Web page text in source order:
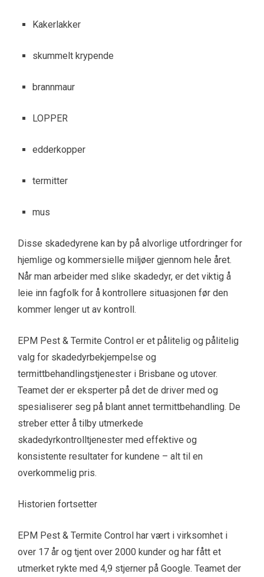
Kakerlakker
skummelt krypende
brannmaur
LOPPER
edderkopper
termitter
mus
Disse skadedyrene kan by på alvorlige utfordringer for
hjemlige og kommersielle miljøer gjennom hele året.
Når man arbeider med slike skadedyr, er det viktig å
leie inn fagfolk for å kontrollere situasjonen før den
kommer lenger ut av kontroll.
EPM Pest & Termite Control er et pålitelig og pålitelig
valg for skadedyrbekjempelse og
termittbehandlingstjenester i Brisbane og utover.
Teamet der er eksperter på det de driver med og
spesialiserer seg på blant annet termittbehandling. De
streber etter å tilby utmerkede
skadedyrkontrolltjenester med effektive og
konsistente resultater for kundene – alt til en
overkommelig pris.
Historien fortsetter
EPM Pest & Termite Control har vært i virksomhet i
over 17 år og tjent over 2000 kunder og har fått et
utmerket rykte med 4,9 stjerner på Google. Teamet der